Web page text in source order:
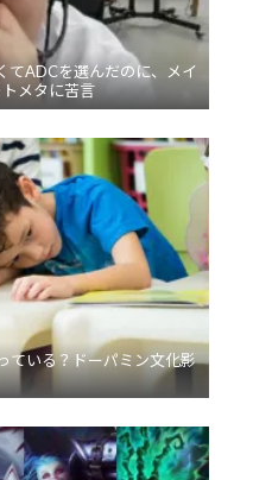
てADCを選んだのに、メイ
メタに苦言
ている？ドーパミン文化影